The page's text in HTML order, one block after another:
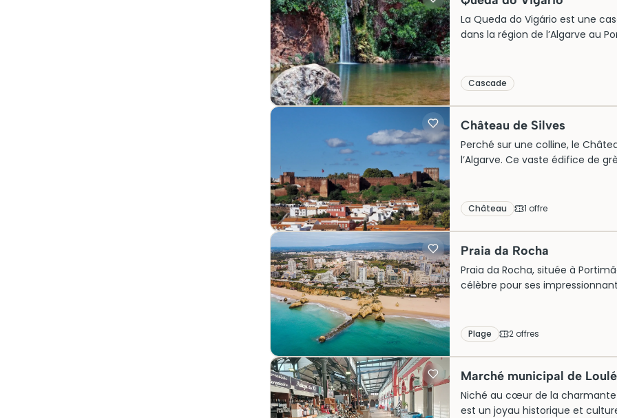
La Queda do Vigário est une
dans la région de l’Algarve au
d’importante ressource pour
paisible et inspirant, reflet de
Cascade
Château de Silves
Perché sur une colline, le
l’Algarve. Ce vaste édifice de
Initialement forteresse militaire,
passé médiéval du Portugal.
Château 1 offre
Praia da Rocha
Praia da Rocha, située à
célèbre pour ses
elle offre un mélange
entourée d’hôtels raffinés et
incarne le mariage parfait
Plage 2 offres
Marché municipal de Loulé
Niché au cœur de la charmante
est un joyau historique et